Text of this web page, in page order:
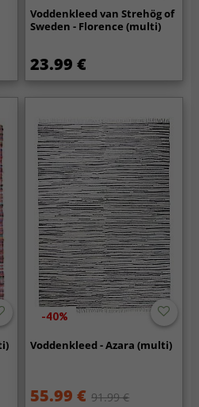
Voddenkleed van Strehög of
Sweden - Florence (multi)
23.99 €
-40%
Voddenkleed - Azara (multi)
55.99 € 91.99 €